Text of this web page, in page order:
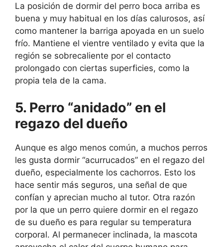
La posición de dormir del perro boca arriba es
buena y muy habitual en los días calurosos, así
como mantener la barriga apoyada en un suelo
frío. Mantiene el vientre ventilado y evita que la
región se sobrecaliente por el contacto
prolongado con ciertas superficies, como la
propia tela de la cama.
5. Perro “anidado” en el
regazo del dueño
Aunque es algo menos común, a muchos perros
les gusta dormir “acurrucados” en el regazo del
dueño, especialmente los cachorros. Esto los
hace sentir más seguros, una señal de que
confían y aprecian mucho al tutor. Otra razón
por la que un perro quiere dormir en el regazo
de su dueño es para regular su temperatura
corporal. Al permanecer inclinada, la mascota